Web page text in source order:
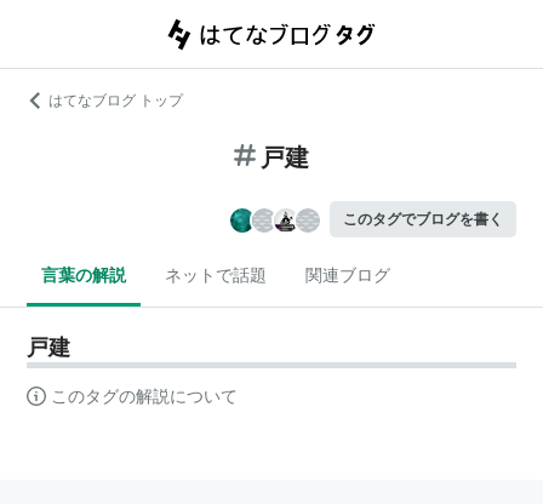
はてなブログ トップ
戸建
このタグでブログを書く
言葉の解説 ネットで話題 関連ブログ
戸建
このタグの解説について